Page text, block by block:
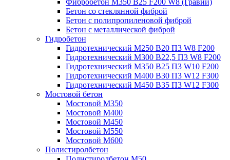
Фибробетон М350 B25 F200 W8 (Гравий)
Бетон со стеклянной фиброй
Бетон с полипропиленовой фиброй
Бетон с металлической фиброй
Гидробетон
Гидротехнический М250 B20 П3 W8 F200
Гидротехнический М300 B22,5 П3 W8 F200
Гидротехнический М350 B25 П3 W10 F200
Гидротехнический М400 B30 П3 W12 F300
Гидротехнический М450 B35 П3 W12 F300
Мостовой бетон
Мостовой М350
Мостовой М400
Мостовой М450
Мостовой М550
Мостовой М600
Полистиролбетон